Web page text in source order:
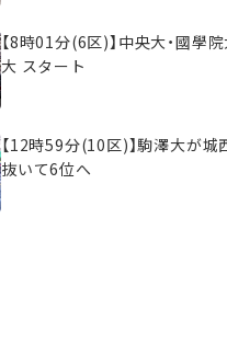
【8時01分(6区)】中央大・國學院
大 スタート
【12時59分(10区)】駒澤大が城
抜いて6位へ